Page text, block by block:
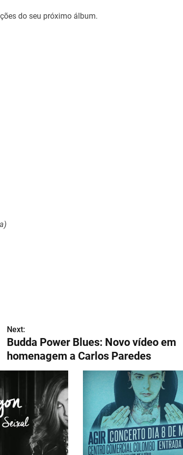
do seu próximo álbum.
Next:
Budda Power Blues: Novo vídeo em
homenagem a Carlos Paredes